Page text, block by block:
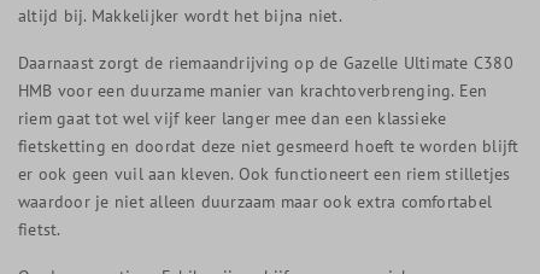
altijd bij. Makkelijker wordt het bijna niet.
Daarnaast zorgt de riemaandrijving op de Gazelle Ultimate C380
HMB voor een duurzame manier van krachtoverbrenging. Een
riem gaat tot wel vijf keer langer mee dan een klassieke
fietsketting en doordat deze niet gesmeerd hoeft te worden blijft
er ook geen vuil aan kleven. Ook functioneert een riem stilletjes
waardoor je niet alleen duurzaam maar ook extra comfortabel
fietst.